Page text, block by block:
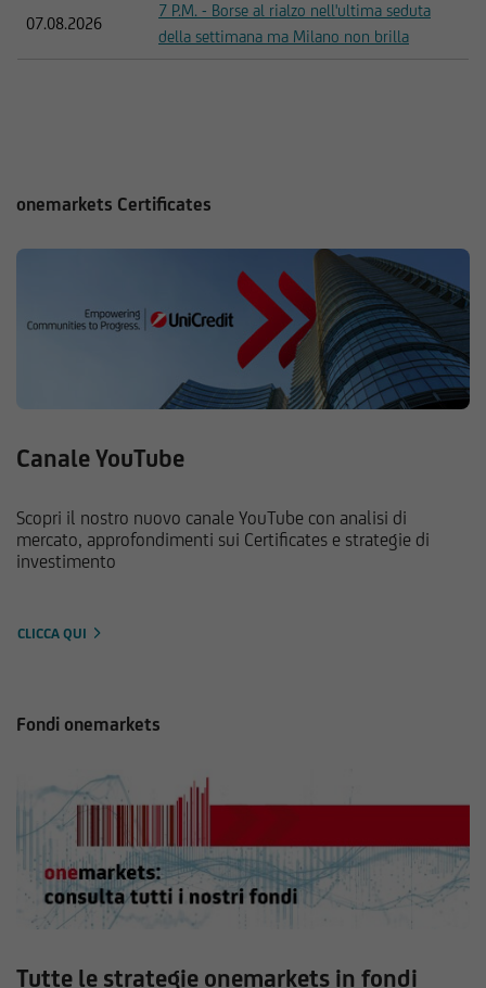
07.08.2026
7 P.M. - Borse al rialzo nell'ultima seduta
della settimana ma Milano non brilla
onemarkets Certificates
Canale YouTube
Scopri il nostro nuovo canale YouTube con analisi di
mercato, approfondimenti sui Certificates e strategie di
investimento
CLICCA QUI
Fondi onemarkets
Tutte le strategie onemarkets in fondi